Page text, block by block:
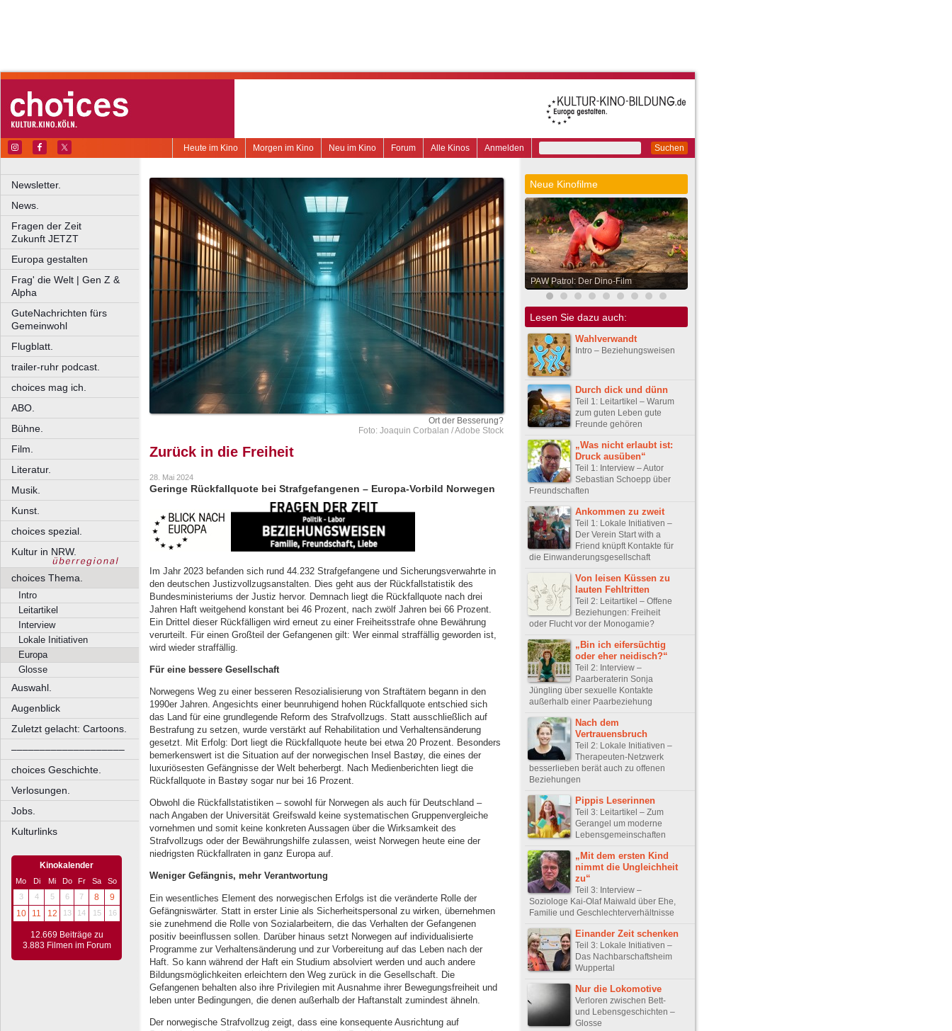
Suchen
Anmelden
Alle Kinos
Forum
Neu im Kino
Morgen im Kino
Heute im Kino
Newsletter.
News.
Fragen der Zeit
Zukunft JETZT
Europa gestalten
Frag' die Welt | Gen Z &
Alpha
GuteNachrichten fürs
Gemeinwohl
Flugblatt.
trailer-ruhr podcast.
choices mag ich.
ABO.
Bühne.
Film.
Literatur.
Musik.
Kunst.
choices spezial.
Kultur in NRW.
choices Thema.
Intro
Leitartikel
Interview
Lokale Initiativen
Europa
Glosse
Auswahl.
Augenblick
Zuletzt gelacht: Cartoons.
––––––––––––––––––––
choices Geschichte.
Verlosungen.
Jobs.
Kulturlinks
Kinokalender
Mo Di Mi Do Fr Sa
So
3
4 5 6 7 8
9
10
11 12 13 14 15 16
12.669 Beiträge zu
3.883 Filmen im Forum
Ort der Besserung?
Foto: Joaquin Corbalan / Adobe Stock
Zurück in die Freiheit
28. Mai 2024
Geringe Rückfallquote bei Strafgefangenen – Europa-Vorbild Norwegen
Im Jahr 2023 befanden sich rund 44.232 Strafgefangene und Sicherungsverwahrte in
den deutschen Justizvollzugsanstalten. Dies geht aus der Rückfallstatistik des
Bundesministeriums der Justiz hervor. Demnach liegt die Rückfallquote nach drei
Jahren Haft weitgehend konstant bei 46 Prozent, nach zwölf Jahren bei 66 Prozent.
Ein Drittel dieser Rückfälligen wird erneut zu einer Freiheitsstrafe ohne Bewährung
verurteilt. Für einen Großteil der Gefangenen gilt: Wer einmal straffällig geworden ist,
wird wieder straffällig.
Für eine bessere Gesellschaft
Norwegens Weg zu einer besseren Resozialisierung von Straftätern begann in den
1990er Jahren. Angesichts einer beunruhigend hohen Rückfallquote entschied sich
das Land für eine grundlegende Reform des Strafvollzugs. Statt ausschließlich auf
Bestrafung zu setzen, wurde verstärkt auf Rehabilitation und Verhaltensänderung
gesetzt. Mit Erfolg: Dort liegt die Rückfallquote heute bei etwa 20 Prozent. Besonders
bemerkenswert ist die Situation auf der norwegischen Insel Bastøy, die eines der
luxuriösesten Gefängnisse der Welt beherbergt. Nach Medienberichten liegt die
Rückfallquote in Bastøy sogar nur bei 16 Prozent.
Obwohl die Rückfallstatistiken – sowohl für Norwegen als auch für Deutschland –
nach Angaben der Universität Greifswald keine systematischen Gruppenvergleiche
vornehmen und somit keine konkreten Aussagen über die Wirksamkeit des
Strafvollzugs oder der Bewährungshilfe zulassen, weist Norwegen heute eine der
niedrigsten Rückfallraten in ganz Europa auf.
Weniger Gefängnis, mehr Verantwortung
Ein wesentliches Element des norwegischen Erfolgs ist die veränderte Rolle der
Gefängniswärter. Statt in erster Linie als Sicherheitspersonal zu wirken, übernehmen
sie zunehmend die Rolle von Sozialarbeitern, die das Verhalten der Gefangenen
positiv beeinflussen sollen. Darüber hinaus setzt Norwegen auf individualisierte
Programme zur Verhaltensänderung und zur Vorbereitung auf das Leben nach der
Haft. So kann während der Haft ein Studium absolviert werden und auch andere
Bildungsmöglichkeiten erleichtern den Weg zurück in die Gesellschaft. Die
Gefangenen behalten also ihre Privilegien mit Ausnahme ihrer Bewegungsfreiheit und
leben unter Bedingungen, die denen außerhalb der Haftanstalt zumindest ähneln.
Der norwegische Strafvollzug zeigt, dass eine konsequente Ausrichtung auf
Neue Kinofilme
PAW Patrol: Der Dino-Film
Lesen Sie dazu auch:
Wahlverwandt
Intro – Beziehungsweisen
Durch dick und dünn
Teil 1: Leitartikel – Warum
zum guten Leben gute
Freunde gehören
„Was nicht erlaubt ist:
Druck ausüben“
Teil 1: Interview – Autor
Sebastian Schoepp über
Freundschaften
Ankommen zu zweit
Teil 1: Lokale Initiativen –
Der Verein Start with a
Friend knüpft Kontakte für
die Einwanderungsgesellschaft
Von leisen Küssen zu
lauten Fehltritten
Teil 2: Leitartikel – Offene
Beziehungen: Freiheit
oder Flucht vor der Monogamie?
„Bin ich eifersüchtig
oder eher neidisch?“
Teil 2: Interview –
Paarberaterin Sonja
Jüngling über sexuelle Kontakte
außerhalb einer Paarbeziehung
Nach dem
Vertrauensbruch
Teil 2: Lokale Initiativen –
Therapeuten-Netzwerk
besserlieben berät auch zu offenen
Beziehungen
Pippis Leserinnen
Teil 3: Leitartikel – Zum
Gerangel um moderne
Lebensgemeinschaften
„Mit dem ersten Kind
nimmt die Ungleichheit
zu“
Teil 3: Interview –
Soziologe Kai-Olaf Maiwald über Ehe,
Familie und Geschlechterverhältnisse
Einander Zeit schenken
Teil 3: Lokale Initiativen –
Das Nachbarschaftsheim
Wuppertal
Nur die Lokomotive
Verloren zwischen Bett-
und Lebensgeschichten –
Glosse